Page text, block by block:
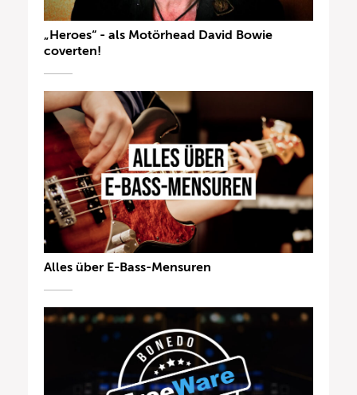
„Heroes“ - als Motörhead David Bowie
coverten!
Alles über E-Bass-Mensuren